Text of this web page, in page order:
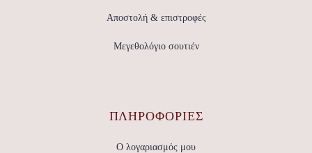
Αποστολή & επιστροφές
Μεγεθολόγιο σουτιέν
ΠΛΗΡΟΦΟΡΙΕΣ
Ο λογαριασμός μου